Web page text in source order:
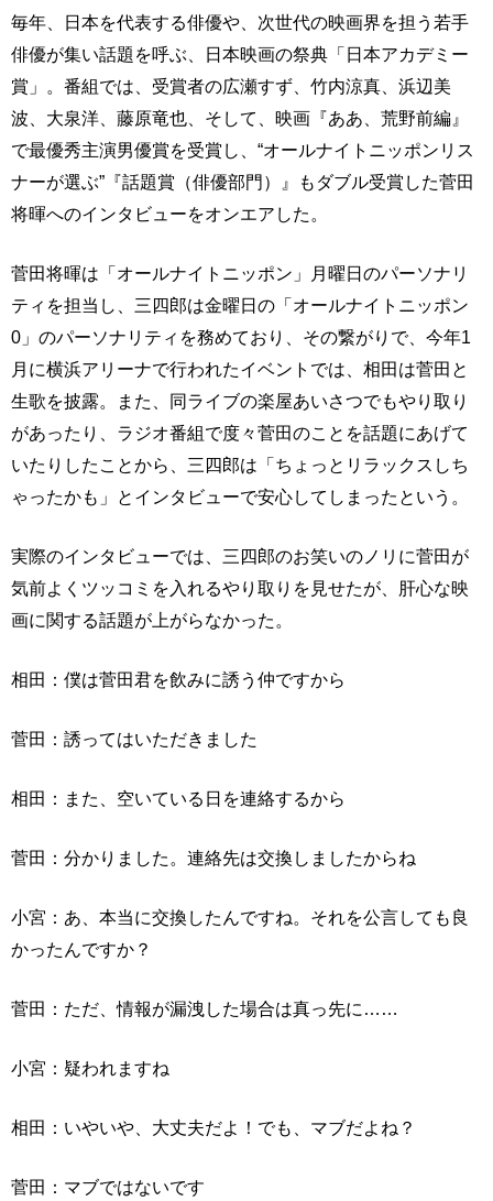
毎年、日本を代表する俳優や、次世代の映画界を担う若手
俳優が集い話題を呼ぶ、日本映画の祭典「日本アカデミー
賞」。番組では、受賞者の広瀬すず、竹内涼真、浜辺美
波、大泉洋、藤原竜也、そして、映画『ああ、荒野前編』
で最優秀主演男優賞を受賞し、“オールナイトニッポンリス
ナーが選ぶ”『話題賞（俳優部門）』もダブル受賞した菅田
将暉へのインタビューをオンエアした。
菅田将暉は「オールナイトニッポン」月曜日のパーソナリ
ティを担当し、三四郎は金曜日の「オールナイトニッポン
0」のパーソナリティを務めており、その繋がりで、今年1
月に横浜アリーナで行われたイベントでは、相田は菅田と
生歌を披露。また、同ライブの楽屋あいさつでもやり取り
があったり、ラジオ番組で度々菅田のことを話題にあげて
いたりしたことから、三四郎は「ちょっとリラックスしち
ゃったかも」とインタビューで安心してしまったという。
実際のインタビューでは、三四郎のお笑いのノリに菅田が
気前よくツッコミを入れるやり取りを見せたが、肝心な映
画に関する話題が上がらなかった。
相田：僕は菅田君を飲みに誘う仲ですから
菅田：誘ってはいただきました
相田：また、空いている日を連絡するから
菅田：分かりました。連絡先は交換しましたからね
小宮：あ、本当に交換したんですね。それを公言しても良
かったんですか？
菅田：ただ、情報が漏洩した場合は真っ先に……
小宮：疑われますね
相田：いやいや、大丈夫だよ！でも、マブだよね？
菅田：マブではないです